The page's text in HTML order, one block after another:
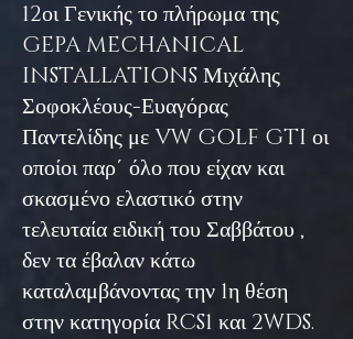
12οι Γενικής το πλήρωμα της
GEPA MECHANICAL
INSTALLATIONS Μιχάλης
Σοφοκλέους-Ευαγόρας
Παντελίδης με VW GOLF GTI οι
οποίοι παρ΄ όλο που είχαν και
σκασμένο ελαστικό στην
τελευταία ειδική του Σαββάτου ,
δεν τα έβαλαν κάτω
καταλαμβάνοντας την 1η θέση
στην κατηγορία RCS1 και 2WDS.